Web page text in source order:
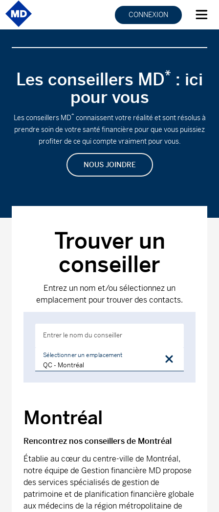
CONNEXION
Les conseillers MD* : ici
pour vous
Les conseillers MD* connaissent votre réalité et sont résolus à
prendre soin de votre santé financière pour que vous puissiez
profiter de ce qui compte vraiment pour vous.
NOUS JOINDRE
Trouver un
conseiller
Entrez un nom et/ou sélectionnez un
emplacement pour trouver des contacts.
Entrer le nom du conseiller
Sélectionner un emplacement
Montréal
Rencontrez nos conseillers de Montréal
Établie au cœur du centre-ville de Montréal,
notre équipe de Gestion financière MD propose
des services spécialisés de gestion de
patrimoine et de planification financière globale
aux médecins de la région métropolitaine de